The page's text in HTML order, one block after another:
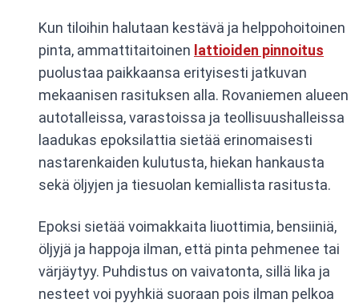
Kun tiloihin halutaan kestävä ja helppohoitoinen
pinta, ammattitaitoinen lattioiden pinnoitus
puolustaa paikkaansa erityisesti jatkuvan
mekaanisen rasituksen alla. Rovaniemen alueen
autotalleissa, varastoissa ja teollisuushalleissa
laadukas epoksilattia sietää erinomaisesti
nastarenkaiden kulutusta, hiekan hankausta
sekä öljyjen ja tiesuolan kemiallista rasitusta.
Epoksi sietää voimakkaita liuottimia, bensiiniä,
öljyjä ja happoja ilman, että pinta pehmenee tai
värjäytyy. Puhdistus on vaivatonta, sillä lika ja
nesteet voi pyyhkiä suoraan pois ilman pelkoa